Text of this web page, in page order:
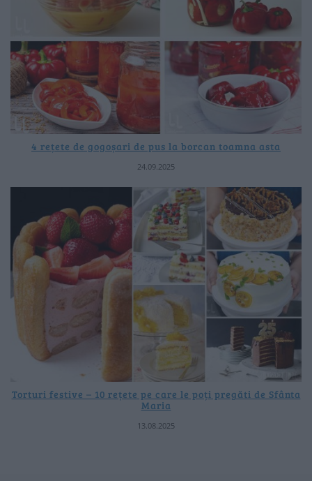
4 rețete de gogoșari de pus la borcan toamna asta
24.09.2025
Torturi festive – 10 rețete pe care le poți pregăti de Sfânta
Maria
13.08.2025